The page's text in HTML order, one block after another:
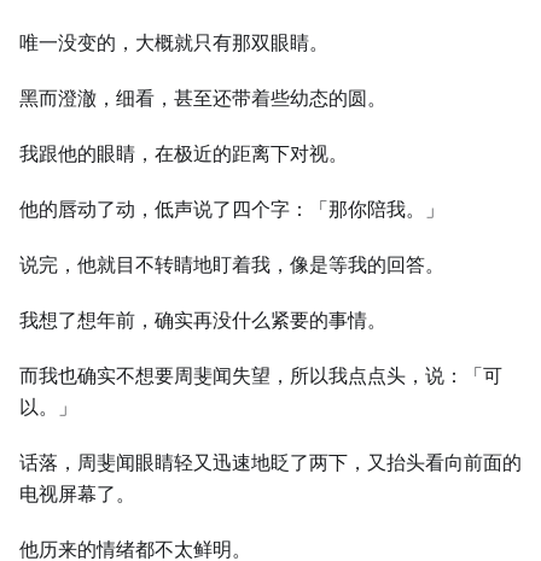
唯一没变的，大概就只有那双眼睛。
黑而澄澈，细看，甚至还带着些幼态的圆。
我跟他的眼睛，在极近的距离下对视。
他的唇动了动，低声说了四个字：「那你陪我。」
说完，他就目不转睛地盯着我，像是等我的回答。
我想了想年前，确实再没什么紧要的事情。
而我也确实不想要周斐闻失望，所以我点点头，说：「可
以。」
话落，周斐闻眼睛轻又迅速地眨了两下，又抬头看向前面的
电视屏幕了。
他历来的情绪都不太鲜明。